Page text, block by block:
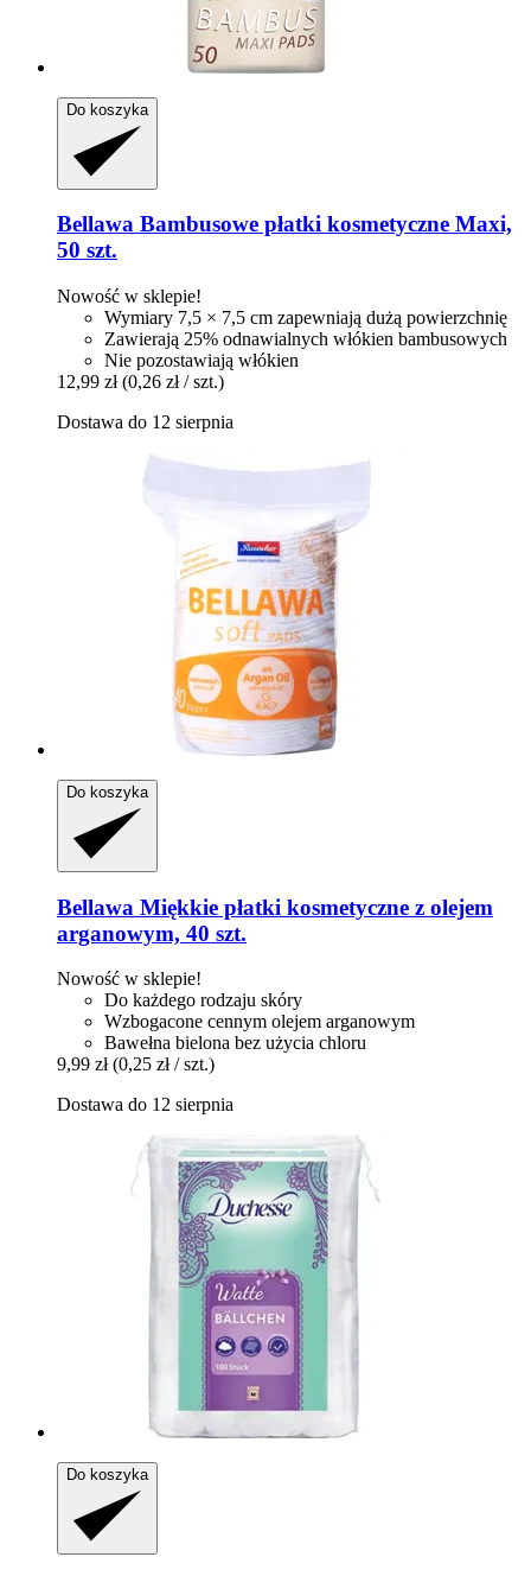
Do koszyka
Bellawa Bambusowe płatki kosmetyczne Maxi,
50 szt.
Nowość w sklepie!
Wymiary 7,5 × 7,5 cm zapewniają dużą powierzchnię
Zawierają 25% odnawialnych włókien bambusowych
Nie pozostawiają włókien
12,99 zł (0,26 zł / szt.)
Dostawa do 12 sierpnia
Do koszyka
Bellawa Miękkie płatki kosmetyczne z olejem
arganowym, 40 szt.
Nowość w sklepie!
Do każdego rodzaju skóry
Wzbogacone cennym olejem arganowym
Bawełna bielona bez użycia chloru
9,99 zł (0,25 zł / szt.)
Dostawa do 12 sierpnia
Do koszyka